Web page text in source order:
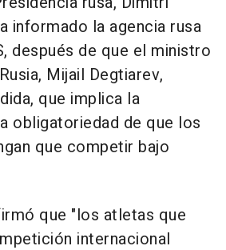
informado la agencia rusa
después de que el ministro
Mijail Degtiarev,
que implica la
obligatoriedad de que los
que competir bajo
que "los atletas que
internacional